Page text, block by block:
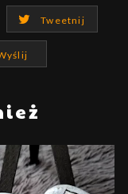
Tweetnij